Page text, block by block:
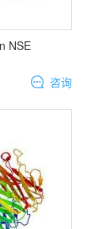
NSE
咨询